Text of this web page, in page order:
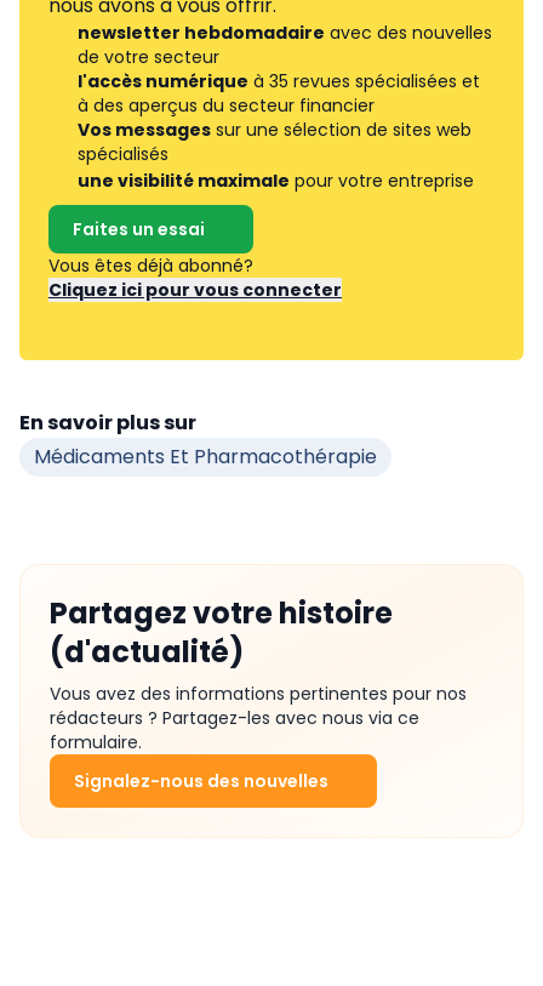
nous avons à vous offrir.
newsletter hebdomadaire avec des nouvelles
de votre secteur
l'accès numérique à 35 revues spécialisées et
à des aperçus du secteur financier
Vos messages sur une sélection de sites web
spécialisés
une visibilité maximale pour votre entreprise
Faites un essai
Vous êtes déjà abonné?
Cliquez ici pour vous connecter
En savoir plus sur
Médicaments Et Pharmacothérapie
Partagez votre histoire
(d'actualité)
Vous avez des informations pertinentes pour nos
rédacteurs ? Partagez-les avec nous via ce
formulaire.
Signalez-nous des nouvelles